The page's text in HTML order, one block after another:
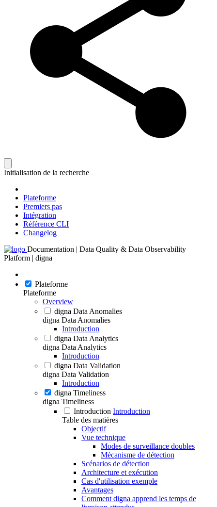
Initialisation de la recherche
Plateforme
Premiers pas
Intégration
Référence CLI
Changelog
Documentation | Data Quality & Data Observability
Platform | digna
Plateforme
Plateforme
Overview
digna Data Anomalies
digna Data Anomalies
Introduction
digna Data Analytics
digna Data Analytics
Introduction
digna Data Validation
digna Data Validation
Introduction
digna Timeliness
digna Timeliness
Introduction Introduction
Table des matières
Objectif
Vue technique
Modes de surveillance doubles
Mécanisme de détection
Scénarios de détection
Architecture et exécution
Cas d'utilisation exemple
Avantages
Comment digna apprend les temps de